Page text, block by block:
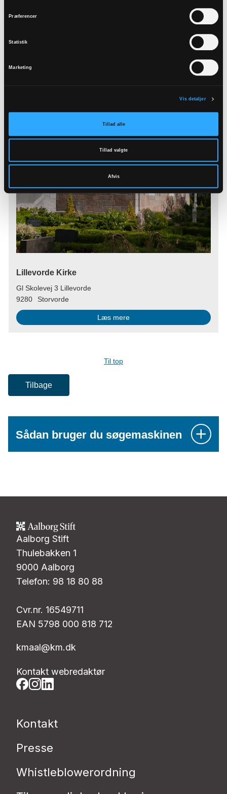
Præferencer
Statistik
Marketing
Vis detaljer
Tillad alle
Tillad valgte
Afvis
Tirsdag - fredag 11-12 Mobil: 2033 4157 Mandag er fridag
Lillevorde Kirke
Gl Skolevej 3 Lillevorde
9280
Storvorde
Læs mere
Til top
Tilbage
Sådan bruger du søgemaskinen
Aalborg Stift
Thulebakken 1
9000 Aalborg
Telefon: 98 18 80 88
Cvr.nr. 16549711
EAN 5798 000 818 712
kmaal@km.dk
Kontakt webredaktør
Kontakt
Presse
Whistleblowerordning